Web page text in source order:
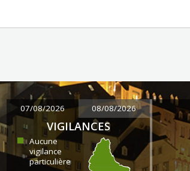
07/08/2026 08/08/2026
VIGILANCES
Aucune
vigilance
particulière